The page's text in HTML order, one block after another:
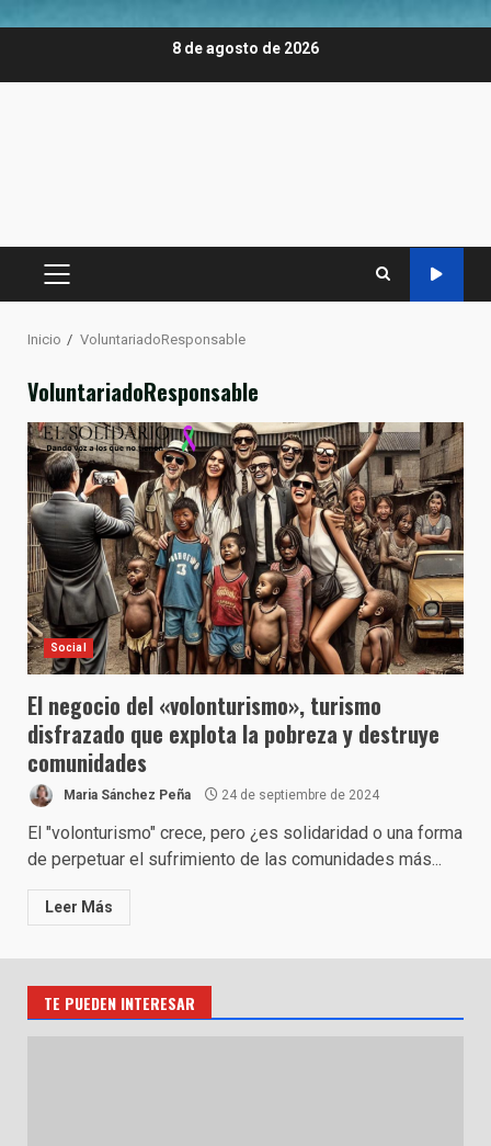
8 de agosto de 2026
MENÚ
Inicio VoluntariadoResponsable
VoluntariadoResponsable
Social
El negocio del «volonturismo», turismo
disfrazado que explota la pobreza y destruye
comunidades
Maria Sánchez Peña 24 de septiembre de 2024
El "volonturismo" crece, pero ¿es solidaridad o una forma
de perpetuar el sufrimiento de las comunidades más...
Leer Más
TE PUEDEN INTERESAR